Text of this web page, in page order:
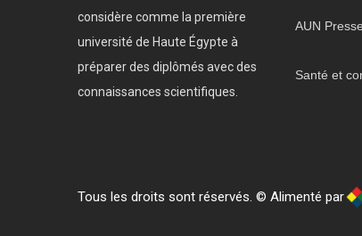
considère comme la première
université de Haute Égypte à
préparer des diplômés avec des
connaissances scientifiques.
AUN Presse
Santé et
Tous les droits sont réservés. © Alimenté par